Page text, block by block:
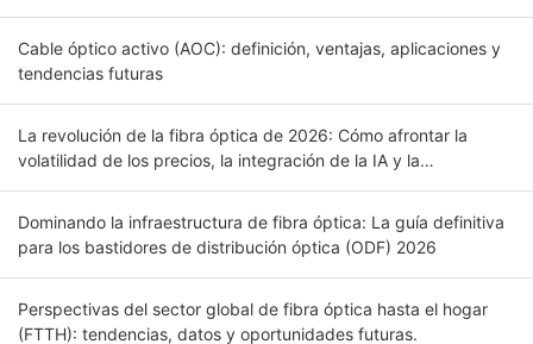
Cable óptico activo (AOC): definición, ventajas, aplicaciones y
tendencias futuras
La revolución de la fibra óptica de 2026: Cómo afrontar la
volatilidad de los precios, la integración de la IA y la
Dominando la infraestructura de fibra óptica: La guía definitiva
para los bastidores de distribución óptica (ODF) 2026
Perspectivas del sector global de fibra óptica hasta el hogar
(FTTH): tendencias, datos y oportunidades futuras.